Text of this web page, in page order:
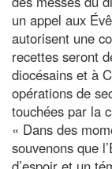
un appel aux
autorisent une
recettes seront
diocésains et à
opérations de
touchées par la
« Dans des
souvenons que